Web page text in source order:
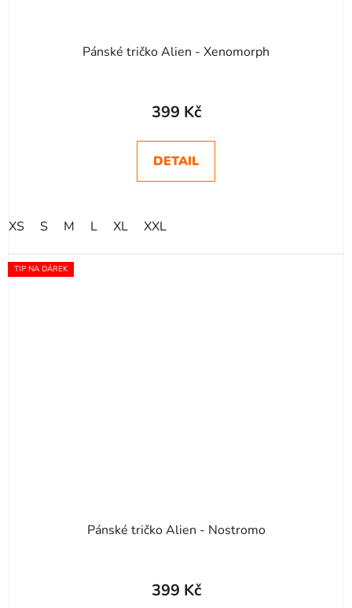
Pánské tričko Alien - Xenomorph
hodnocení
je
5,0
399 Kč
DETAIL
XS S M L XL XXL
TIP NA DÁREK
Pánské tričko Alien - Nostromo
hodnocení
399 Kč